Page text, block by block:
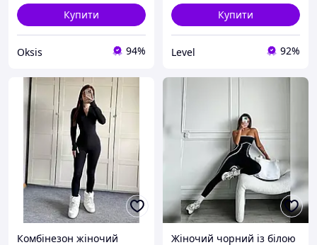
Купити
Oksis 94%
Купити
Level 92%
Комбінезон жіночий
Жіночий чорний із білою